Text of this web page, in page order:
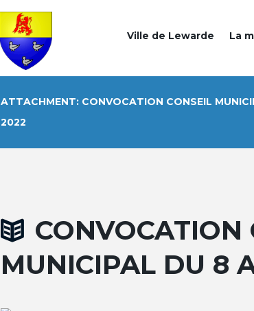
Ville de Lewarde La
ATTACHMENT: CONVOCATION CONSEIL
2022
CONVOCATION
MUNICIPAL DU 8